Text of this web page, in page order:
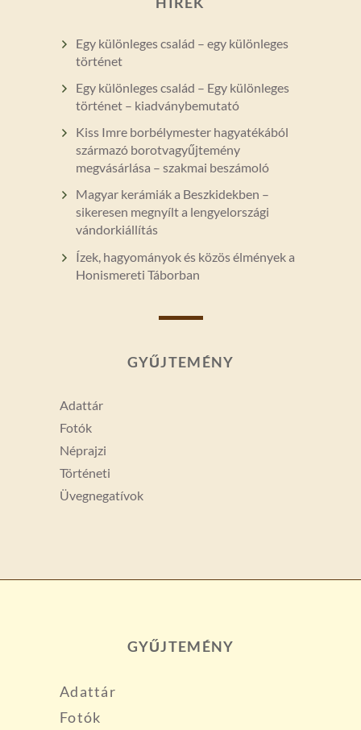
Egy különleges család – egy különleges
történet
Egy különleges család – Egy különleges
történet – kiadványbemutató
Kiss Imre borbélymester hagyatékából
származó borotvagyűjtemény
megvásárlása – szakmai beszámoló
Magyar kerámiák a Beszkidekben –
sikeresen megnyílt a lengyelországi
vándorkiállítás
Ízek, hagyományok és közös élmények a
Honismereti Táborban
GYŰJTEMÉNY
Adattár
Fotók
Néprajzi
Történeti
Üvegnegatívok
GYŰJTEMÉNY
Adattár
Fotók